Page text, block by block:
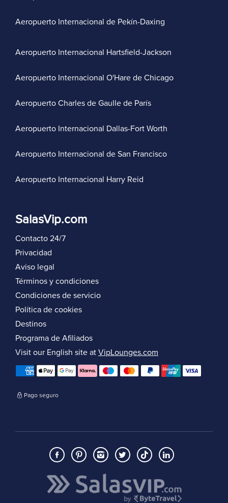
Aeropuerto Internacional de Pekín-Daxing
Aeropuerto Internacional Hartsfield-Jackson
Aeropuerto Internacional O'Hare de Chicago
Aeropuerto Charles de Gaulle de París
Aeropuerto Internacional Dallas-Fort Worth
Aeropuerto Internacional de San Francisco
Aeropuerto Internacional Harry Reid
SalasVip.com
Contacto 24/7
Privacidad
Aviso legal
Términos y condiciones
Condiciones de servicio
Política de cookies
Destinos
Programa de Afiliados
Visit our English site at VipLounges.com
Pago seguro